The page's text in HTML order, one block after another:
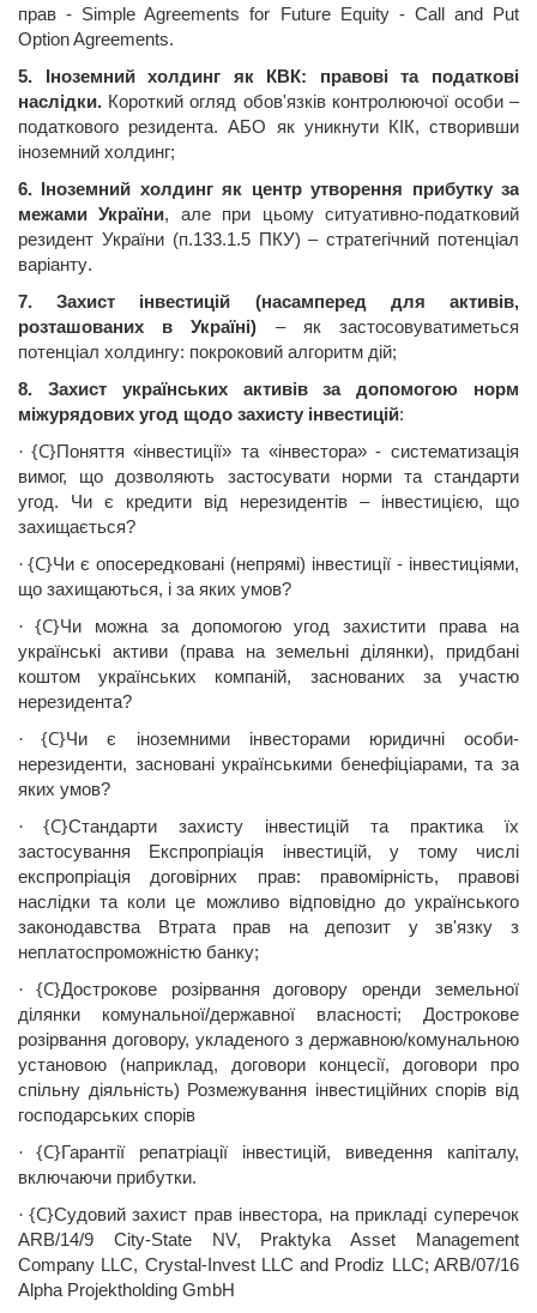
прав - Simple Agreements for Future Equity- Call and Put
OptionAgreements.
5. Іноземнийхолдинг як КВК: правові та податкові
наслідки. Короткий огляд обов'язків контролюючоїособи –
податкового резидента. АБО як уникнути КІК, створивши
іноземний холдинг;
6. Іноземний холдинг як центрутворення прибуткуза
межамиУкраїни, але при цьомуситуативно-податковий
резидент України(п.133.1.5 ПКУ) –стратегічний потенціал
варіанту.
7.Захист інвестицій (насамперед для активів,
розташованих вУкраїні) – якзастосовуватиметься
потенціал холдингу: покроковий алгоритм дій;
8. Захист українських активівзадопомогою норм
міжурядових угод щодо захисту інвестицій:
· {C}Поняття «інвестиції» та «інвестора» -систематизація
вимог, що дозволяють застосувати нормитастандарти
угод. Чи є кредити від нерезидентів – інвестицією, що
захищається?
· {C}Чи є опосередковані (непрямі) інвестиції - інвестиціями,
що захищаються, і за яких умов?
· {C}Чи можназа допомогою угод захистити права на
українські активи(права наземельні ділянки), придбані
коштомукраїнських компаній, заснованих заучастю
нерезидента?
· {C}Чи є іноземними інвесторами юридичніособи-
нерезиденти, засновані українськими бенефіціарами, та за
яких умов?
· {C}Стандарти захисту інвестицій та практика їх
застосування
Експропріація інвестицій,у тому
числі
експропріація
договірних прав: правомірність, правові
наслідки та коли це можливо відповіднодоукраїнського
законодавства
Втратаправ на депозит узв'язку з
неплатоспроможністю банку;
· {C}Дострокове розірвання договоруоренди
земельної
ділянки
комунальної/державної власності; Дострокове
розірвання договору, укладеного з державною/комунальною
установою (наприклад, договори концесії, договори про
спільну діяльність) Розмежування інвестиційних спорів від
господарських спорів
· {C}Гарантії репатріації інвестицій, виведення капіталу,
включаючи прибутки.
· {C}Судовий захист прав інвестора, на прикладі суперечок
ARB/14/9 City-State NV, Praktyka Asset
Management
Company LLC, Crystal-InvestLLCand Prodiz LLC;ARB/07/16
Alpha Projektholding GmbH